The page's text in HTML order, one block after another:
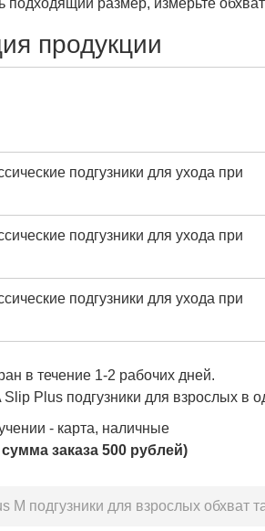
подходящий размер, измерьте
продукции
подгузники для ухода при
подгузники для ухода при
подгузники для ухода при
в течение 1-2 рабочих дней.
Plus подгузники для взрослых в
- карта, наличные
заказа 500 рублей)
M подгузники для взрослых